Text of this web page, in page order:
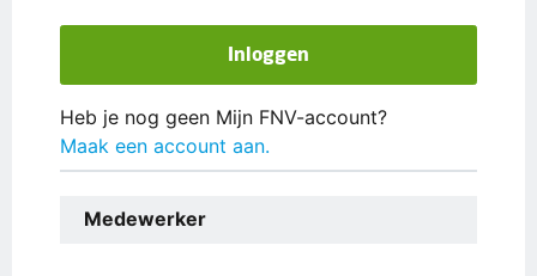
Medewerker
Inloggen
Heb je nog geen Mijn FNV-account?
Maak een account aan.